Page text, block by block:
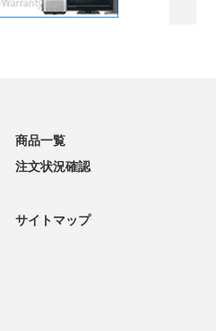
商品一覧
注文状況確認
サイトマップ